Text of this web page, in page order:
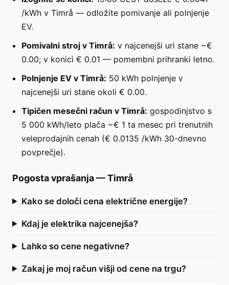
/kWh v Timrå — odložite pomivanje ali polnjenje
EV.
Pomivalni stroj v Timrå: v najcenejši uri stane ~€
0.00; v konici € 0.01 — pomembni prihranki letno.
Polnjenje EV v Timrå: 50 kWh polnjenje v
najcenejši uri stane okoli € 0.00.
Tipičen mesečni račun v Timrå: gospodinjstvo s
5 000 kWh/leto plača ~€ 1 ta mesec pri trenutnih
veleprodajnih cenah (€ 0.0135 /kWh 30-dnevno
povprečje).
Pogosta vprašanja—Timrå
Kako se določi cena električne energije?
Kdaj je elektrika najcenejša?
Lahko so cene negativne?
Zakaj je moj račun višji od cene na trgu?